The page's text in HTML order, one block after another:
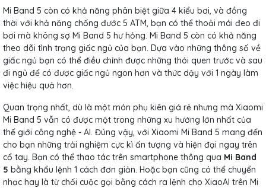
Mi Band 5 còn có khả năng phân biệt giữa 4 kiểu bơi, và đồng
thời với khả năng chống đước 5 ATM, bạn có thể thoải mái đeo đi
bơi mà không sợ Mi Band 5 hư hỏng. Mi Band 5 còn có khả năng
theo dõi tình trạng giấc ngủ của bạn. Dựa vào những thông số về
giấc ngủ bạn có thể điều chỉnh được những thói quen trước và sau
đi ngủ để có được giấc ngủ ngon hơn và thức dậy với 1 ngày làm
việc hiệu quả hơn.
Quan trọng nhất, dù là một món phụ kiên giá rẻ nhưng mà Xiaomi
Mi Band 5 vẫn có được một trong những xu hướng lớn nhất của
thế giới công nghệ - AI. Đúng vậy, với Xiaomi Mi Band 5 mang đến
cho bạn những trải nghiệm cực kì ấn tượng và hiện đại ngay trên
cổ tay. Bạn có thể thao tác trên smartphone thông qua Mi Band
5 bằng khẩu lệnh 1 cách đơn giản. Hoặc bạn cũng có thể chuyển
nhạc hay là từ chối cuộc gọi bằng cách ra lệnh cho XiaoAI trên Mi